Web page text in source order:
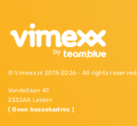
© Vimexx.nl 2015‐2026 - All rights reserved
Vondellaan 47,
2332AA Leiden
( Geen bezoekadres )